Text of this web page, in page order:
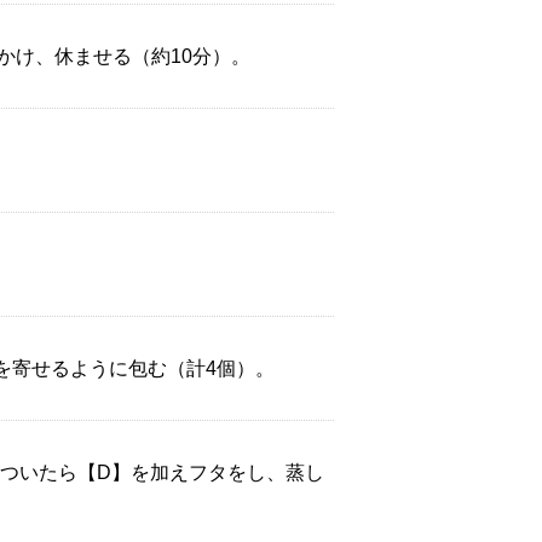
、休ませる（約10分）。
せるように包む（計4個）。
いたら【D】を加えフタをし、蒸し